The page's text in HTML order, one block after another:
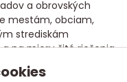
a obrovských
mestám, obciam,
strediskám
na mieru šité riešenia
kvalitu.